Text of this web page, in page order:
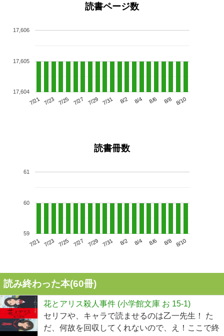
読書ページ数
7/21 7/23 7/25 7/27 7/29 7/31 8/2 8/4 8/6 8/8 8/10
17,604
17,605
17,606
読書冊数
7/21 7/23 7/25 7/27 7/29 7/31 8/2 8/4 8/6 8/8 8/10
59
60
61
読み終わった本(60冊)
花とアリス殺人事件 (小学館文庫 お 15-1)
セリフや、キャラで読ませるのは乙一先生！ た
だ、何故を回収してくれないので、え！ここで終